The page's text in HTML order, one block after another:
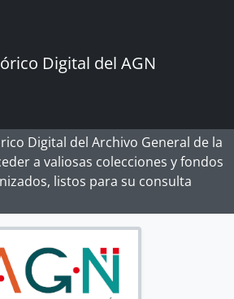
Digital del AGN
Digital del Archivo General de la
a valiosas colecciones y fondos
listos para su consulta